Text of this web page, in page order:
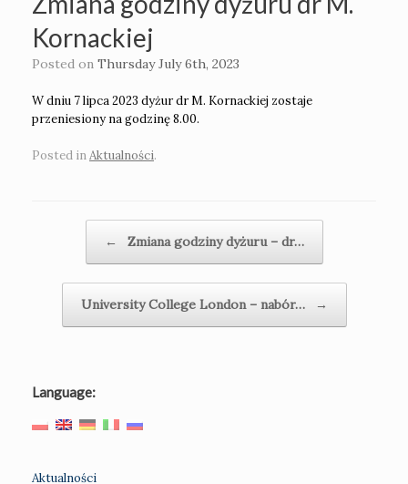
Kornackiej
Posted on Thursday July 6th, 2023
W dniu 7 lipca 2023 dyżur dr M. Kornackiej zostaje
przeniesiony na godzinę 8.00.
Posted inAktualności.
← Zmiana godziny dyżuru – dr…
University College London – nabór… →
Language:
Aktualności